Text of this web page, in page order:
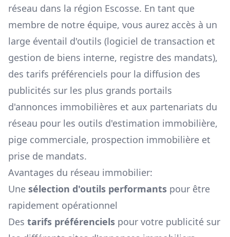
réseau dans la région Escosse. En tant que
membre de notre équipe, vous aurez accès à un
large éventail d'outils (logiciel de transaction et
gestion de biens interne, registre des mandats),
des tarifs préférenciels pour la diffusion des
publicités sur les plus grands portails
d'annonces immobilières et aux partenariats du
réseau pour les outils d'estimation immobilière,
pige commerciale, prospection immobilière et
prise de mandats.
Avantages du réseau immobilier:
Une sélection d'outils performants pour être
rapidement opérationnel
Des tarifs préférenciels pour votre publicité sur